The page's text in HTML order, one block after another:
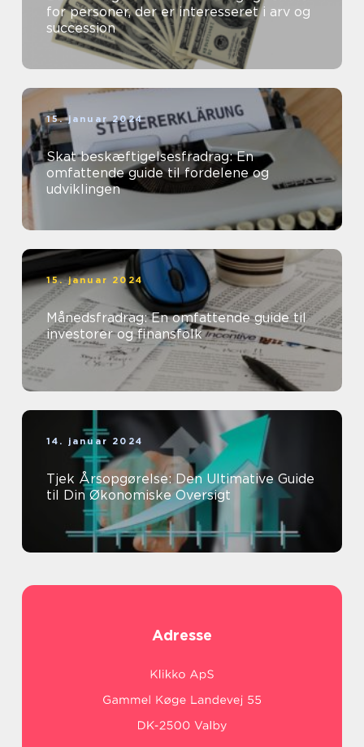
for personer, der er interesseret i arv og
succession
15. januar 2024
Skat beskæftigelsesfradrag: En
omfattende guide til fordelene og
udviklingen
15. januar 2024
Månedsfradrag: En omfattende guide til
investorer og finansfolk
14. januar 2024
Tjek Årsopgørelse: Den Ultimative Guide
til Din Økonomiske Oversigt
Adresse